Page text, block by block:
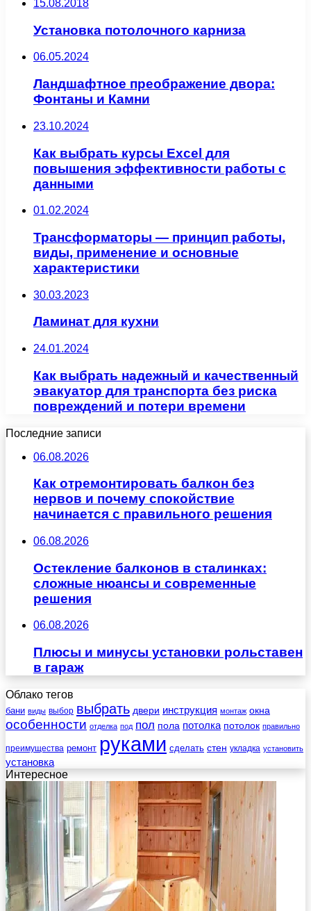
15.08.2018
Установка потолочного карниза
06.05.2024
Ландшафтное преображение двора:
Фонтаны и Камни
23.10.2024
Как выбрать курсы Excel для
повышения эффективности работы с
данными
01.02.2024
Трансформаторы — принцип работы,
виды, применение и основные
характеристики
30.03.2023
Ламинат для кухни
24.01.2024
Как выбрать надежный и качественный
эвакуатор для транспорта без риска
повреждений и потери времени
Последние записи
06.08.2026
Как отремонтировать балкон без
нервов и почему спокойствие
начинается с правильного решения
06.08.2026
Остекление балконов в сталинках:
сложные нюансы и современные
решения
06.08.2026
Плюсы и минусы установки рольставен
в гараж
Облако тегов
бани виды выбор выбрать двери инструкция монтаж окна
особенности отделка под пол пола потолка потолок правильно
преимущества ремонт руками сделать стен укладка установить
установка
Интересное